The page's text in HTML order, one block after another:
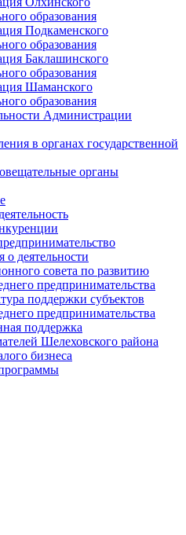
образования
Подкаменского
образования
Баклашинского
образования
Шаманского
образования
Администрации
в органах государственной
органы
деятельности
совета по развитию
предпринимательства
поддержки субъектов
предпринимательства
поддержка
Шелеховского района
бизнеса